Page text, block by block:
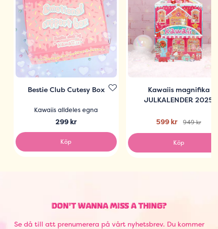
Bestie Club Cutesy Box
Kawaiis alldeles egna
299 kr
Köp
Kawaiis magnifika
JULKALENDER 2025
599 kr 949 kr
Köp
DON'T WANNA MISS A THING?
Se då till att prenumerera på vårt nyhetsbrev. Du kommer